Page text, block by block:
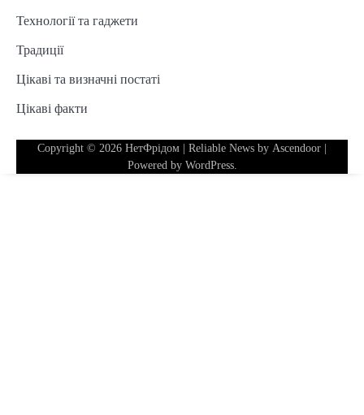
Технології та гаджети
Традиції
Цікаві та визначні постаті
Цікаві факти
Copyright © 2026 НетФрідом | Reliable News by Ascendoor
Powered by WordPress.